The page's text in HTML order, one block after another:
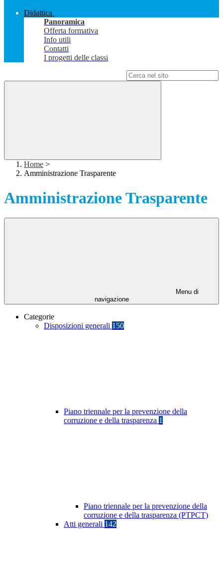
Didattica
Panoramica
Offerta formativa
Info utili
Contatti
I progetti delle classi
Home >
Amministrazione Trasparente
Amministrazione Trasparente
Menu di
navigazione
Categorie
Disposizioni generali 150
Piano triennale per la prevenzione della
corruzione e della trasparenza 1
Piano triennale per la prevenzione della
corruzione e della trasparenza (PTPCT)
Atti generali 142